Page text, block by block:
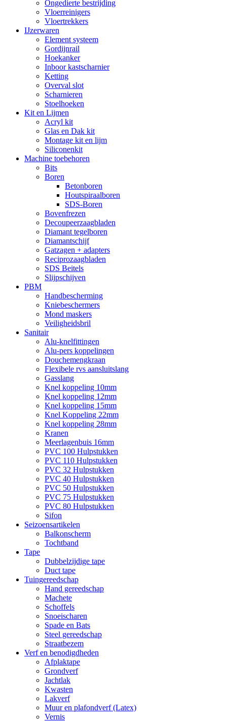
Ongedierte bestrijding
Vloerreinigers
Vloertrekkers
IJzerwaren
Element systeem
Gordijnrail
Hoekanker
Inboor kastscharnier
Ketting
Overval slot
Scharnieren
Stoelhoeken
Kit en Lijmen
Acryl kit
Glas en Dak kit
Montage kit en lijm
Siliconenkit
Machine toebehoren
Bits
Boren
Betonboren
Houtspiraalboren
SDS-Boren
Bovenfrezen
Decoupeerzaagbladen
Diamant tegelboren
Diamantschijf
Gatzagen + adapters
Reciprozaagbladen
SDS Beitels
Slijpschijven
PBM
Handbescherming
Kniebeschermers
Mond maskers
Veiligheidsbril
Sanitair
Alu-knelfittingen
Alu-pers koppelingen
Douchemengkraan
Flexibele rvs aansluitslang
Gasslang
Knel koppeling 10mm
Knel koppeling 12mm
Knel koppeling 15mm
Knel Koppeling 22mm
Knel koppeling 28mm
Kranen
Meerlagenbuis 16mm
PVC 100 Hulpstukken
PVC 110 Hulpstukken
PVC 32 Hulpstukken
PVC 40 Hulpstukken
PVC 50 Hulpstukken
PVC 75 Hulpstukken
PVC 80 Hulpstukken
Sifon
Seizoensartikelen
Balkonscherm
Tochtband
Tape
Dubbelzijdige tape
Duct tape
Tuingereedschap
Hand gereedschap
Machete
Schoffels
Snoeischaren
Spade en Bats
Steel gereedschap
Straatbezem
Verf en benodigdheden
Afplaktape
Grondverf
Jachtlak
Kwasten
Lakverf
Muur en plafondverf (Latex)
Vernis